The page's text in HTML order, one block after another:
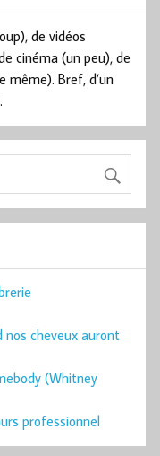
de vidéos
cinéma (un peu), de
même). Bref, d’un
cheveux auront
(Whitney
professionnel